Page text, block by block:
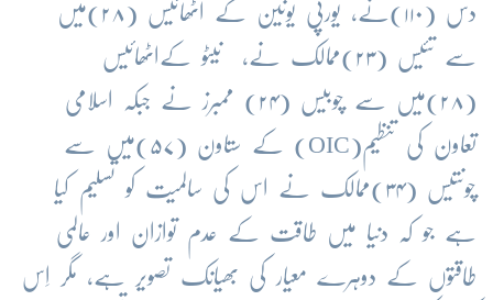
دس (۱۱۰)نے، یورپی یونین کے اٹھائیس (۲۸)میں
سے تئیس (۲۳)ممالک نے، نیٹو کےاٹھائیس
(۲۸)میں سے چوبیس (۲۴) ممبرز نے جبکہ اسلامی
تعاون کی تنظیم(OIC ) کے ستاون (۵۷)میں سے
چونتیس (۳۴)ممالک نے اس کی سالمیت کو تسلیم کیا
ہے جو کہ دنیا میں طاقت کے عدم توازان اور عالمی
طاقتوں کے دوہرے معیار کی بھیانک تصویر ہے، مگر اِس